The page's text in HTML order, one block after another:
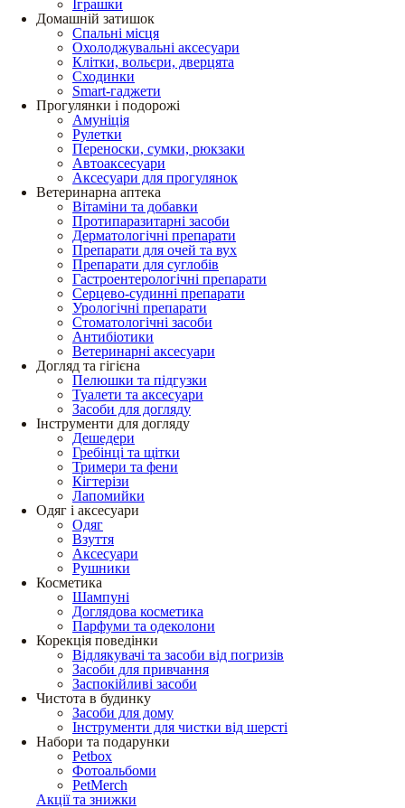
Іграшки
Домашній затишок
Спальні місця
Охолоджувальні аксесуари
Клітки, вольєри, дверцята
Сходинки
Smart-гаджети
Прогулянки і подорожі
Амуніція
Рулетки
Переноски, сумки, рюкзаки
Автоаксесуари
Аксесуари для прогулянок
Ветеринарна аптека
Вітаміни та добавки
Протипаразитарні засоби
Дерматологічні препарати
Препарати для очей та вух
Препарати для суглобів
Гастроентерологічні препарати
Серцево-судинні препарати
Урологічні препарати
Стоматологічні засоби
Антибіотики
Ветеринарні аксесуари
Догляд та гігієна
Пелюшки та підгузки
Туалети та аксесуари
Засоби для догляду
Інструменти для догляду
Дешедери
Гребінці та щітки
Тримери та фени
Кігтерізи
Лапомийки
Одяг і аксесуари
Одяг
Взуття
Аксесуари
Рушники
Косметика
Шампуні
Доглядова косметика
Парфуми та одеколони
Корекція поведінки
Відлякувачі та засоби від погризів
Засоби для привчання
Заспокійливі засоби
Чистота в будинку
Засоби для дому
Інструменти для чистки від шерсті
Набори та подарунки
Petbox
Фотоальбоми
PetMerch
Акції та знижки